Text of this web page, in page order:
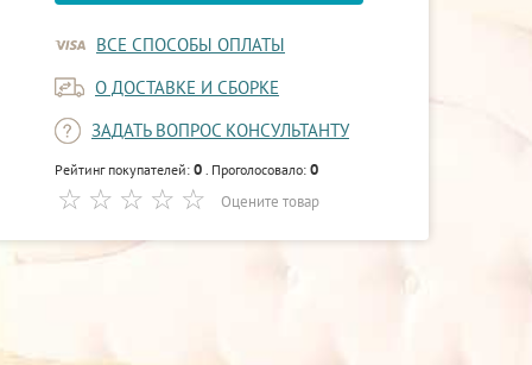
ВСЕ СПОСОБЫ ОПЛАТЫ
О ДОСТАВКЕ И СБОРКЕ
ЗАДАТЬ ВОПРОС КОНСУЛЬТАНТУ
Рейтинг покупателей: 0 . Проголосовало: 0
Оцените товар